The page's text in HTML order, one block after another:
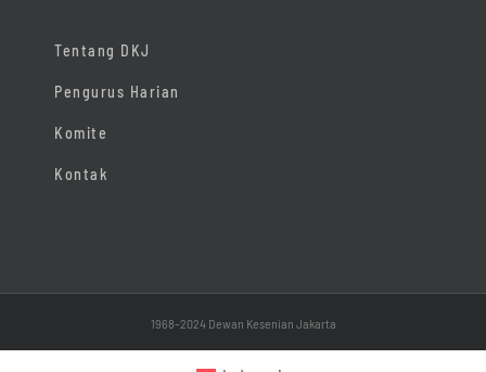
Tentang DKJ
Pengurus Harian
Komite
Kontak
1968–2024 Dewan Kesenian Jakarta